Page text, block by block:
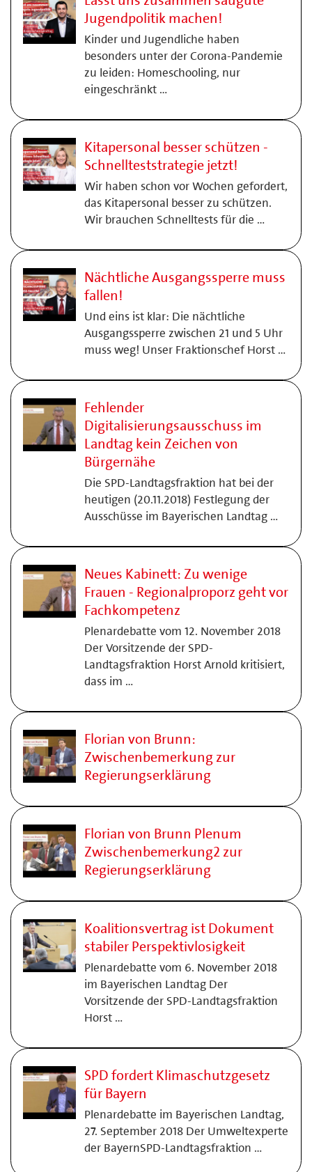
Jugendpolitik machen!
Kinder und Jugendliche haben
besonders unter der Corona-Pandemie
zu leiden: Homeschooling, nur
eingeschränkt …
Kitapersonal besser schützen -
Schnellteststrategie jetzt!
Wir haben schon vor Wochen gefordert,
das Kitapersonal besser zu schützen.
Wir brauchen Schnelltests für die …
Nächtliche Ausgangssperre muss
fallen!
Und eins ist klar: Die nächtliche
Ausgangssperre zwischen 21 und 5 Uhr
muss weg! Unser Fraktionschef Horst …
Fehlender
Digitalisierungsausschuss im
Landtag kein Zeichen von
Bürgernähe
Die SPD-Landtagsfraktion hat bei der
heutigen (20.11.2018) Festlegung der
Ausschüsse im Bayerischen Landtag …
Neues Kabinett: Zu wenige
Frauen - Regionalproporz geht vor
Fachkompetenz
Plenardebatte vom 12. November 2018
Der Vorsitzende der SPD-
Landtagsfraktion Horst Arnold kritisiert,
dass im …
Florian von Brunn:
Zwischenbemerkung zur
Regierungserklärung
Florian von Brunn Plenum
Zwischenbemerkung2 zur
Regierungserklärung
Koalitionsvertrag ist Dokument
stabiler Perspektivlosigkeit
Plenardebatte vom 6. November 2018
im Bayerischen Landtag Der
Vorsitzende der SPD-Landtagsfraktion
Horst …
SPD fordert Klimaschutzgesetz
für Bayern
Plenardebatte im Bayerischen Landtag,
27. September 2018 Der Umweltexperte
der BayernSPD-Landtagsfraktion …